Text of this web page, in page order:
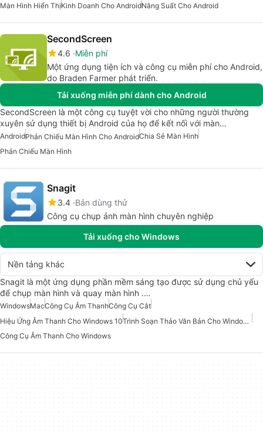
Màn Hình Hiển ThịKinh Doanh Cho AndroidNăng Suất Cho Android
SecondScreen
4.6 Miễn phí
Một ứng dụng tiện ích và công cụ miễn phí cho Android,
do Braden Farmer phát triển.
Tải xuống miễn phí dành cho Android
SecondScreen là một công cụ tuyệt vời cho những người thường
xuyên sử dụng thiết bị Android của họ để kết nối với màn…
AndroidPhản Chiếu Màn Hình Cho AndroidChia Sẻ Màn Hình
Phản Chiếu Màn Hình
Snagit
3.4 Bản dùng thử
Công cụ chụp ảnh màn hình chuyên nghiệp
Tải xuống cho Windows
Nền tảng khác
Snagit là một ứng dụng phần mềm sáng tạo được sử dụng chủ yếu
để chụp màn hình và quay màn hình .…
WindowsMacCông Cụ Âm ThanhCông Cụ Cắt
Hiệu Ứng Âm Thanh Cho Windows 10
Trình Soạn Thảo Văn Bản Cho Windows
Công Cụ Âm Thanh Cho Windows